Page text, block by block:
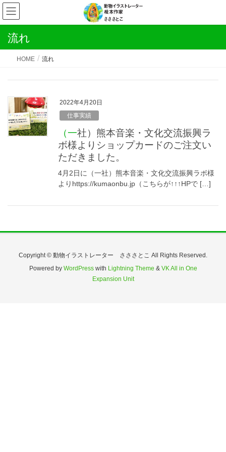
流れ
HOME 流れ
2022年4月20日
仕事実績
（一社）熊本音楽・文化交流振興ラ
ボ様よりショップカードのご注文い
ただきました。
4月2日に（一社）熊本音楽・文化交流振興ラボ様
よりhttps://kumaonbu.jp（こちらが↑↑↑HPで […]
Copyright © 動物イラストレーター さささとこ All Rights Reserved.
Powered by WordPresswith Lightning Theme & VK All in One
Expansion Unit